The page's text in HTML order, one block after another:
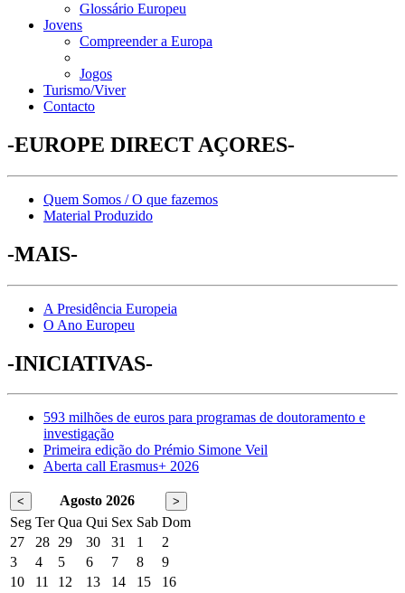
Glossário Europeu
Jovens
Compreender a Europa
Jogos
Turismo/Viver
Contacto
-EUROPE DIRECT AÇORES-
Quem Somos / O que fazemos
Material Produzido
-MAIS-
A Presidência Europeia
O Ano Europeu
-INICIATIVAS-
593 milhões de euros para programas de doutoramento e
investigação
Primeira edição do Prémio Simone Veil
Aberta call Erasmus+ 2026
< Agosto 2026 >
Seg Ter Qua Qui Sex Sab Dom
27
28 29 30 31 1
2
3
4 5 6 7 8
9
10
11 12 13 14 15
16